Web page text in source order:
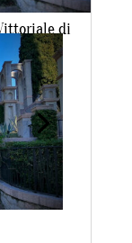
di
TRAVEL